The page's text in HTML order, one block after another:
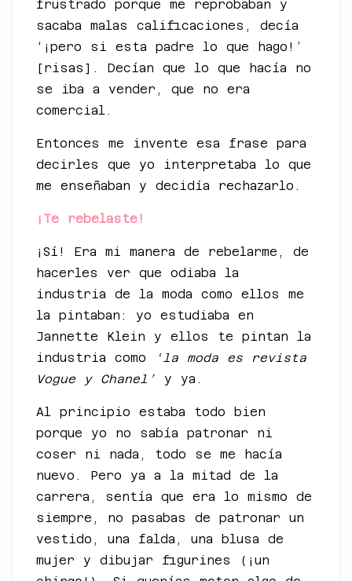
frustrado porque me reprobaban y
sacaba malas calificaciones, decía
‘¡pero si esta padre lo que hago!’
[risas]. Decían que lo que hacía no
se iba a vender, que no era
comercial.
Entonces me invente esa frase para
decirles que yo interpretaba lo que
me enseñaban y decidía rechazarlo.
¡Te rebelaste!
¡Sí! Era mi manera de rebelarme, de
hacerles ver que odiaba la
industria de la moda como ellos me
la pintaban: yo estudiaba en
Jannette Klein y ellos te pintan la
industria como ‘la moda es revista
Vogue y Chanel’ y ya.
Al principio estaba todo bien
porque yo no sabía patronar ni
coser ni nada, todo se me hacía
nuevo. Pero ya a la mitad de la
carrera, sentía que era lo mismo de
siempre, no pasabas de patronar un
vestido, una falda, una blusa de
mujer y dibujar figurines (¡un